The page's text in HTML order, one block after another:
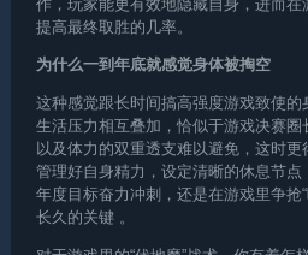
作，玩家能更有效地隐藏自身，进而在
提高最终取胜的几率。
为什么一到年底就感觉身体被掏空
这种感觉跟长时间搞高强度游戏致使
生活压力相互叠加，恰似于游戏决赛
以及体力的双重透支难以避免，这时更
管理好自身精力，设定清晰的休息节点
年度目标奋力冲刺，还是在游戏里争抢
长久的关键 。